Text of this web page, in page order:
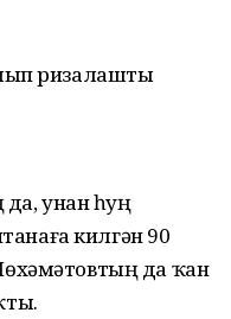
ризалашты
да, унан һуң
килгән 90
да ҡан